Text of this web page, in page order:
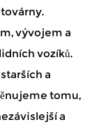
vývojem a
vozíků.
a
tomu,
a